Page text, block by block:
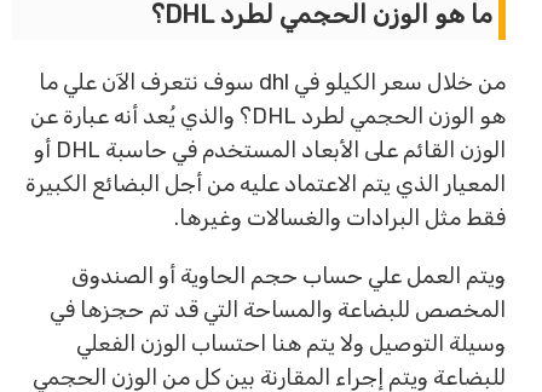
ما هو الوزن الحجمي لطرد DHL؟
من خلال سعر الكيلو في dhl سوف نتعرف الآن علي ما
هو الوزن الحجمي لطرد DHL؟ والذي يُعد أنه عبارة عن
الوزن القائم على الأبعاد المستخدم في حاسبة DHL أو
المعيار الذي يتم الاعتماد عليه من أجل البضائع الكبيرة
فقط مثل البرادات والغسالات وغيرها.
ويتم العمل علي حساب حجم الحاوية أو الصندوق
المخصص للبضاعة والمساحة التي قد تم حجزها في
وسيلة التوصيل ولا يتم هنا احتساب الوزن الفعلي
للبضاعة ويتم إجراء المقارنة بين كل من الوزن الحجمي